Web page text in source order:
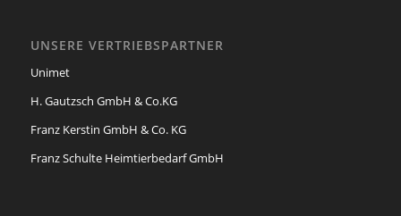
UNSERE VERTRIEBSPARTNER
Unimet
H. Gautzsch GmbH & Co.KG
Franz Kerstin GmbH & Co. KG
Franz Schulte Heimtierbedarf GmbH